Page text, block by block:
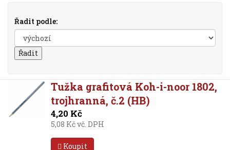
Řadit podle:
Tužka grafitová Koh-i-noor 1802,
trojhranná, č.2 (HB)
4,20 Kč
5,08 Kč vč. DPH
Koupit